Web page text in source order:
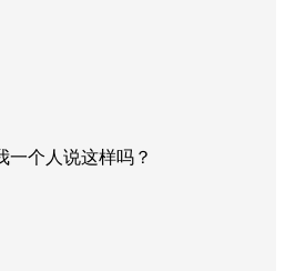
一个人说这样吗？